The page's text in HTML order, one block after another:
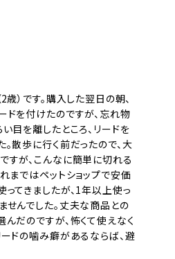
）です。購入した翌日の朝、
ドを付けたのですが、忘れ物
目を離したところ、リードを
散歩に行く前だったので、大
すが、こんなに簡単に切れる
まではペットショップで安価
ってきましたが、1年以上使っ
せんでした。丈夫な商品との
だのですが、怖くて使えなく
ードの噛み癖があるならば、避